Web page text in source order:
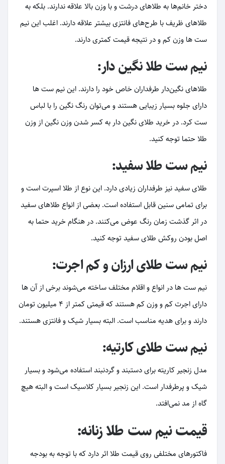
دختر خانم‌ها به طلاهای درشت و با وزن بالا علاقه ندارند. بلکه به
طلاهای ظریف با طرح‌های فانتزی بیشتر علاقه دارند. اغلب این نیم
ست ها وزن کم و در نتیجه قیمت کمتری دارند.
نیم ست طلا نگین دار:
طلاهای نگین‌دار طرفداران خاص خود را دارند. این نیم ست ها
دارای جلوه بسیار زیبایی هستند و می‌توان رنگ نگین را با لباس
ست کرد. در خرید طلای نگین دار به کسر شدن وزن نگین از وزن
طلا حتما توجه کنید.
نیم ست طلا سفید:
طلای سفید نیز طرفداران زیادی دارد. این نوع از طلا اسپرت است و
برای تمامی سنین قابل استفاده است. بعضی از انواع طلاهای سفید
در اثر گذشت زمان رنگ عوض می‌کنند. در هنگام خرید حتما به
اصل بودن روکش طلای سفید توجه کنید.
نیم ست طلای ارزان و کم اجرت:
نیم ست ها در انواع و اقلام مختلف ساخته می‌شوند برخی از آن ها
دارای اجرت کم و وزن کم هستند که قیمتی کمتر از 4 میلیون تومان
دارند و برای هدیه مناسب است. البته بسیار شیک و فانتزی هستند.
نیم ست طلای کارتیه:
مدل زنجیر کاریته برای دستبند و گردنبند استفاده می‌شود و بسیار
شیک و پرطرفدار است. این زنجیر بسیار کلاسیک است و البته هیچ
گاه از مد نمی‌افتد.
قیمت نیم ست طلا زنانه:
فاکتورهای مختلفی روی قیمت طلا اثر دارد که با توجه به بودجه